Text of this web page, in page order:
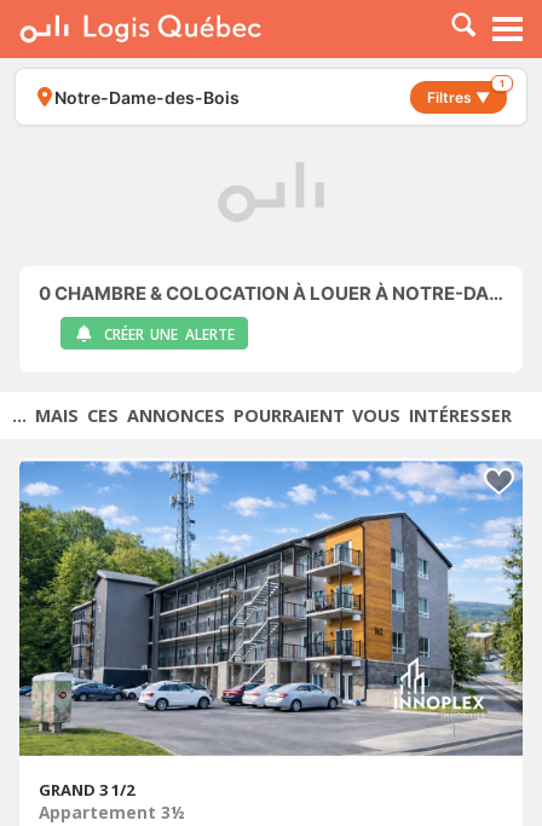
À LOUER
À VENDRE
PLACER UNE ANNONCE
Notre-Dame-des-Bois Filtres ▼
1
0CHAMBRE & COLOCATION À LOUER À NOTRE-DAME-DES-BOIS
CRÉER UNE ALERTE
... MAIS CES ANNONCES POURRAIENT VOUS INTÉRESSER
GRAND 3 1/2
Appartement 3½